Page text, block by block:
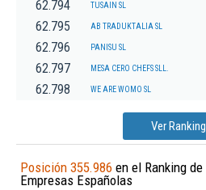
62.794 TUSAIN SL
62.795 AB TRADUKTALIA SL
62.796 PANISU SL
62.797 MESA CERO CHEFS SLL.
62.798 WE ARE WOMO SL
Ver
Posición 355.986 en el Ranking de
Empresas Españolas